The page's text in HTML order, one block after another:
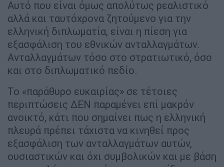
Αυτό που είναι όμως απολύτως ρεαλιστικό
αλλά και ταυτόχρονα ζητούμενο για την
ελληνική διπλωματία, είναι η πίεση για
εξασφάλιση του εθνικών ανταλλαγμάτων.
Ανταλλαγμάτων τόσο στο στρατιωτικό, όσο
και στο διπλωματικό πεδίο.
Το «παράθυρο ευκαιρίας» σε τέτοιες
περιπτώσεις ΔΕΝ παραμένει επί μακρόν
ανοικτό, κάτι που σημαίνει πως η ελληνική
πλευρά πρέπει τάχιστα να κινηθεί προς
εξασφάλιση των ανταλλαγμάτων αυτών,
ουσιαστικών και όχι συμβολικών και με βάση